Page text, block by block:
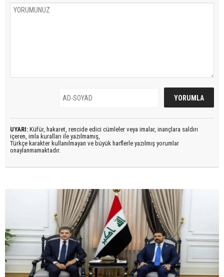
UYARI: Küfür, hakaret, rencide edici cümleler veya imalar, inançlara saldırı
içeren, imla kuralları ile yazılmamış,
Türkçe karakter kullanılmayan ve büyük harflerle yazılmış yorumlar
onaylanmamaktadır.